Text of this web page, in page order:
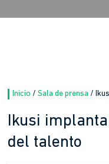
Inicio / Sala de prensa /
Ikusi
del talento